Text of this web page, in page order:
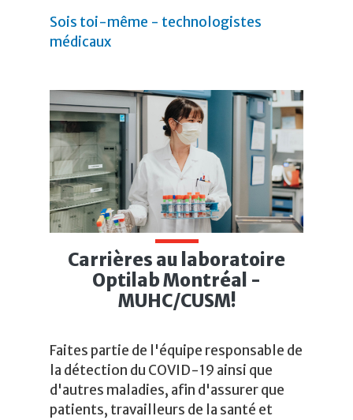
Sois toi-même - technologistes
médicaux
Carrières au laboratoire
Optilab Montréal -
MUHC/CUSM!
Faites partie de l'équipe responsable de
la détection du COVID-19 ainsi que
d'autres maladies, afin d'assurer que
patients, travailleurs de la santé et